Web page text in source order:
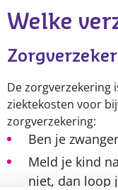
Welke
De zorgverzekering
ziektekosten voor
zorgverzekering:
Ben je
Meld je kind
niet, dan loop